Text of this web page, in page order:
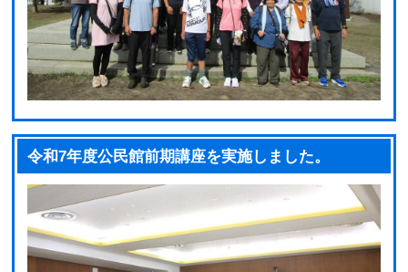
令和7年度公民館前期講座を実施しました。